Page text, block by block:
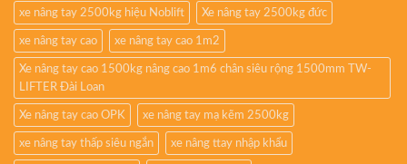
xe nâng tay 2500kg hiệu Noblift Xe nâng tay 2500kg đức
xe nâng tay cao xe nâng tay cao 1m2
Xe nâng tay cao 1500kg nâng cao 1m6 chân siêu rộng 1500mm TW-
LIFTER Đài Loan
Xe nâng tay cao OPK xe nâng tay mạ kẽm 2500kg
xe nâng tay thấp siêu ngắn xe nâng ttay nhập khẩu